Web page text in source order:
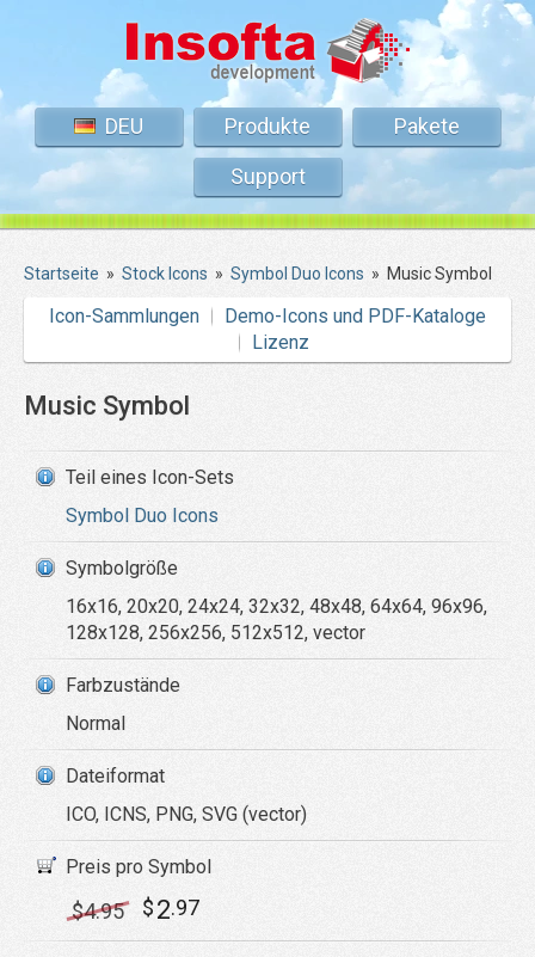
DEU Produkte
Pakete
Support
Startseite » Stock Icons » Symbol Duo Icons » Music Symbol
Icon-Sammlungen
Demo-Icons und PDF-Kataloge
Lizenz
Music Symbol
Teil eines Icon-Sets
Symbol Duo Icons
Symbolgröße
16x16, 20x20, 24x24, 32x32, 48x48, 64x64, 96x96,
128x128, 256x256, 512x512, vector
Farbzustände
Normal
Dateiformat
ICO, ICNS, PNG, SVG (vector)
Preis pro Symbol
$4.95 $2.97